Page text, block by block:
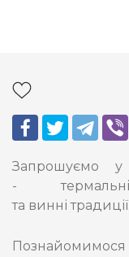
Запрошуємо у
- термальні
та винні традиції.